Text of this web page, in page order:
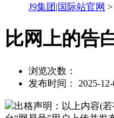
J9集团|国际站官网 >
比网上的告
浏览次数：
发布时间： 2025-12-
出格声明：以上内容(